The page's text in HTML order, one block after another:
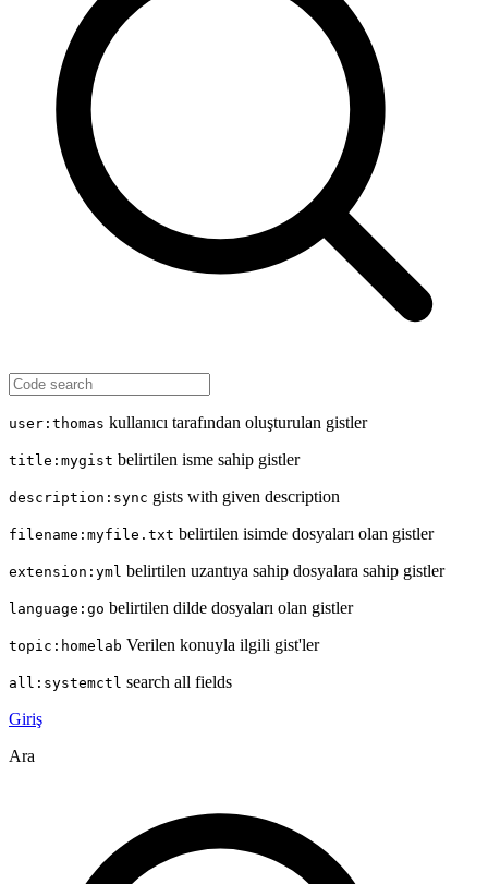
user:thomas kullanıcı tarafından oluşturulan gistler
title:mygist belirtilen isme sahip gistler
description:sync gists with given description
filename:myfile.txt belirtilen isimde dosyaları olan gistler
extension:yml belirtilen uzantıya sahip dosyalara sahip gistler
language:go belirtilen dilde dosyaları olan gistler
topic:homelab Verilen konuyla ilgili gist'ler
all:systemctl search all fields
Giriş
Ara